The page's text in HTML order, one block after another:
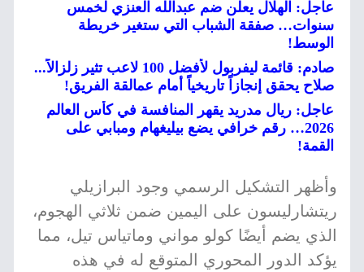
عاجل: الهلال يعلن ضم عبدالله العنزي لخمس
سنوات… صفقة الشباب التي ستغير خريطة
الوسط!
صادم: قائمة ليفربول لأفضل 100 لاعب تثير زلزالاً...
صلاح يحقق إنجازاً تاريخياً أمام عمالقة الفريق!
عاجل: ريال مدريد يقهر المنافسة في كأس العالم
2026… رقم خرافي يضع بيليغهام ومبابي على
القمة!
وأظهر التشكيل الرسمي وجود البرازيلي
ريتشارليسون على اليمين ضمن ثلاثي الهجوم،
الذي يضم أيضًا كولو مواني وماتياس تيل، مما
يؤكد الدور المحوري المتوقع له في هذه